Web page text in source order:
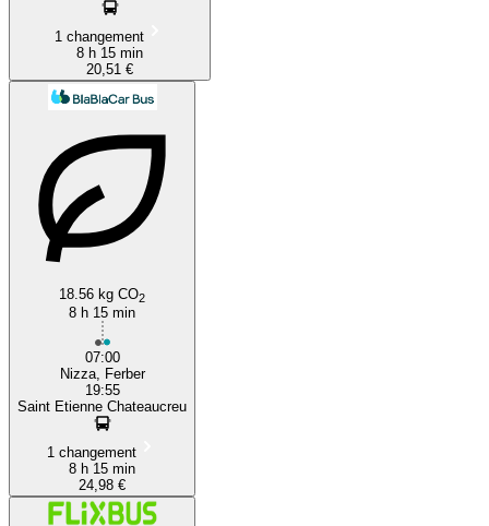
1 changement
8 h 15 min
20,51 €
18.56 kg CO2
8 h 15 min
07:00
Nizza, Ferber
19:55
Saint Etienne Chateaucreu
1 changement
8 h 15 min
24,98 €